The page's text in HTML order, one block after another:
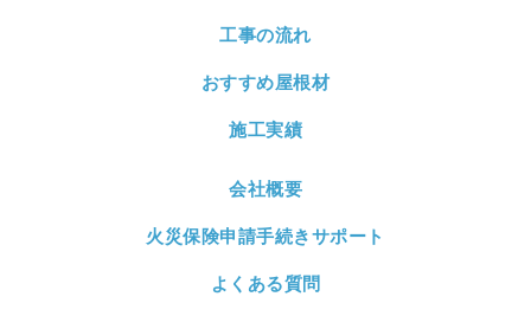
工事の流れ
おすすめ屋根材
施工実績
会社概要
火災保険申請手続きサポート
よくある質問